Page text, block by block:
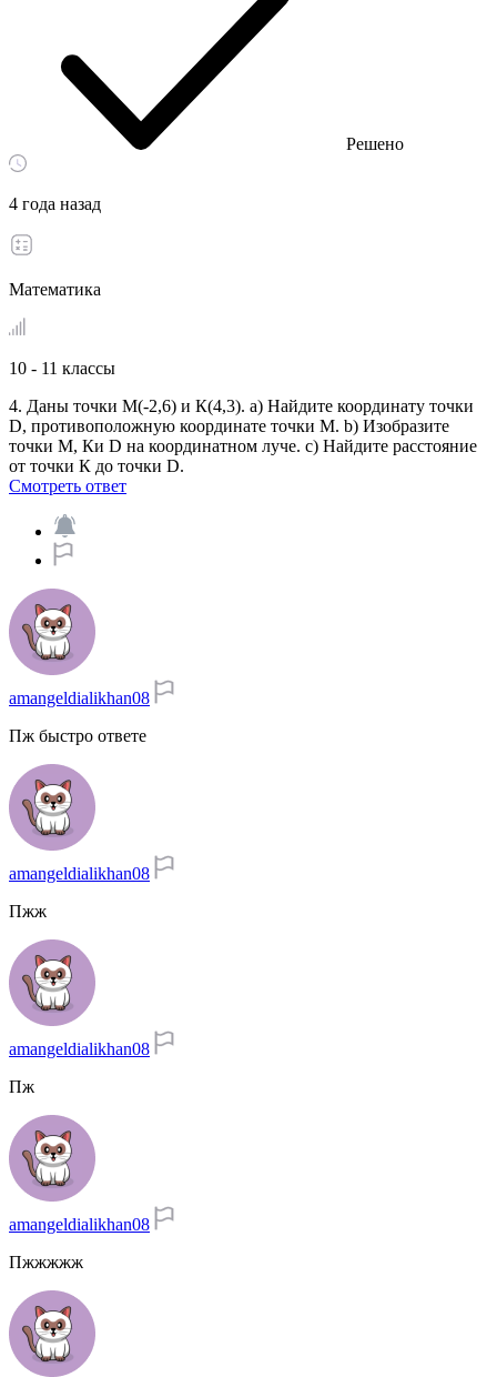
Решено
4 года назад
Математика
10 - 11 классы
4. Даны точки M(-2,6) и К(4,3). а) Найдите координату точки
D, противоположную координате точки М. b) Изобразите
точки M, Ки D на координатном луче. c) Найдите расстояние
от точки К до точки D.​
Смотреть ответ
amangeldialikhan08
Пж быстро ответе
amangeldialikhan08
Пжж
amangeldialikhan08
Пж
amangeldialikhan08
Пжжжжж